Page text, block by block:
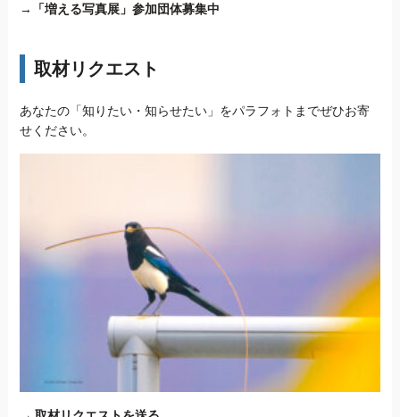
→ 「増える写真展」参加団体募集中
取材リクエスト
あなたの「知りたい・知らせたい」をパラフォトまでぜひお寄
せください。